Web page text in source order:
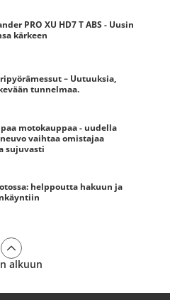
PRO XU HD7 T ABS - Uusin
kärkeen
– Uutuuksia,
tunnelmaa.
motokauppaa - uudella
vaihtaa omistajaa
sujuvasti
helppoutta hakuun ja
alkuun